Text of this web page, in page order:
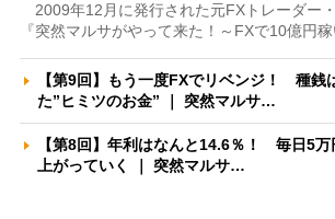
2009年12月に発行された元FXトレーダー
『突然マルサがやって来た！～FXで10億円
【第9回】もう一度FXでリベンジ！ 種銭
た”ヒミツのお金” ｜ 突然マルサ…
【第8回】年利はなんと14.6％！ 毎日5
上がっていく ｜ 突然マルサ…